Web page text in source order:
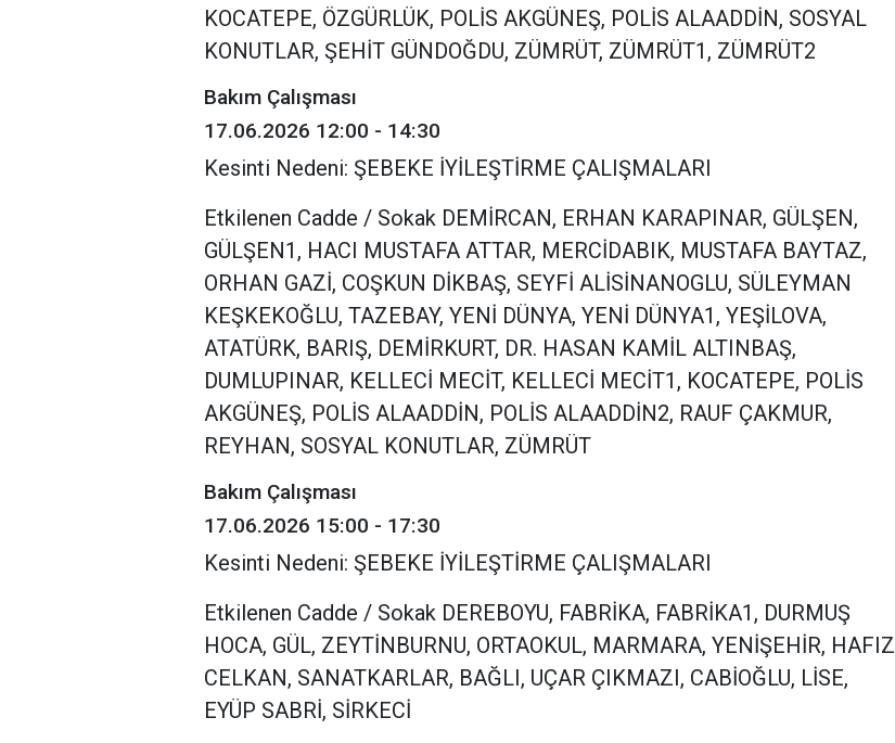
KOCATEPE, ÖZGÜRLÜK, POLİS AKGÜNEŞ, POLİS ALAADDİN, SOSYAL
KONUTLAR, ŞEHİT GÜNDOĞDU, ZÜMRÜT, ZÜMRÜT1, ZÜMRÜT2
Bakım Çalışması
17.06.2026 12:00 - 14:30
Kesinti Nedeni: ŞEBEKE İYİLEŞTİRME ÇALIŞMALARI
Etkilenen Cadde / Sokak DEMİRCAN, ERHAN KARAPINAR, GÜLŞEN,
GÜLŞEN1, HACI MUSTAFA ATTAR, MERCİDABIK, MUSTAFA BAYTAZ,
ORHAN GAZİ, COŞKUN DİKBAŞ, SEYFİ ALİSİNANOGLU, SÜLEYMAN
KEŞKEKOĞLU, TAZEBAY, YENİ DÜNYA, YENİ DÜNYA1, YEŞİLOVA,
ATATÜRK, BARIŞ, DEMİRKURT, DR. HASAN KAMİL ALTINBAŞ,
DUMLUPINAR, KELLECİ MECİT, KELLECİ MECİT1, KOCATEPE, POLİS
AKGÜNEŞ, POLİS ALAADDİN, POLİS ALAADDİN2, RAUF ÇAKMUR,
REYHAN, SOSYAL KONUTLAR, ZÜMRÜT
Bakım Çalışması
17.06.2026 15:00 - 17:30
Kesinti Nedeni: ŞEBEKE İYİLEŞTİRME ÇALIŞMALARI
Etkilenen Cadde / Sokak DEREBOYU, FABRİKA, FABRİKA1, DURMUŞ
HOCA, GÜL, ZEYTİNBURNU, ORTAOKUL, MARMARA, YENİŞEHİR, HAFIZ
CELKAN, SANATKARLAR, BAĞLI, UÇAR ÇIKMAZI, CABİOĞLU, LİSE,
EYÜP SABRİ, SİRKECİ